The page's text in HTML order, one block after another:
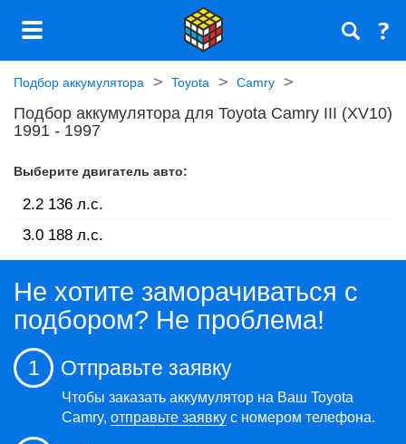
Подбор аккумулятора Toyota Camry
Подбор аккумулятора для Toyota Camry III (XV10)
1991 - 1997
Выберите двигатель авто:
2.2 136 л.c.
3.0 188 л.c.
Не хотите заморачиваться с
подбором? Не проблема!
1 Отправьте заявку
Чтобы заказать аккумулятор на Ваш Toyota
Camry, отправьте заявку с номером телефона.